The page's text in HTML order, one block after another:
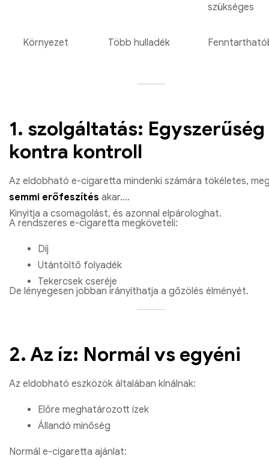
szükséges
Környezet Több hulladék
1. szolgáltatás: Egyszerűség
kontra kontroll
Az eldobható e-cigaretta mindenki számára tökéletes,
semmi erőfeszítés akar.
Kinyitja a csomagolást, és azonnal elpárologhat.
A rendszeres e-cigaretta megköveteli:
Díj
Utántöltő folyadék
Tekercsek cseréje
De lényegesen jobban irányíthatja a gőzölés élményét.
2. Az íz: Normál vs egyéni
Az eldobható eszközök általában kínálnak:
Előre meghatározott ízek
Állandó minőség
Normál e-cigaretta ajánlat: